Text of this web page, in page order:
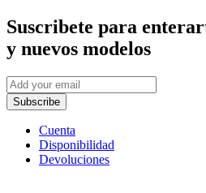
Suscribete para
y nuevos modelos
Subscribe
Cuenta
Disponibilidad
Devoluciones